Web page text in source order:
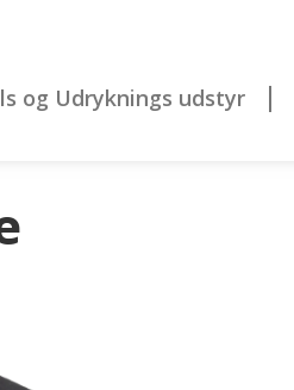
og Udryknings udstyr